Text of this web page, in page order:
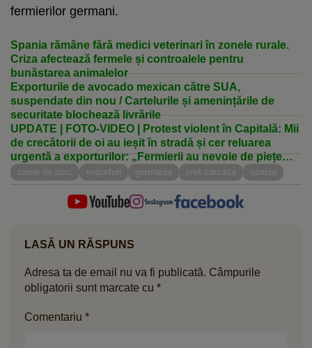
fermierilor germani.
Spania rămâne fără medici veterinari în zonele rurale.
Criza afectează fermele și controalele pentru
bunăstarea animalelor
Exporturile de avocado mexican către SUA,
suspendate din nou / Cartelurile și amenințările de
securitate blochează livrările
UPDATE | FOTO-VIDEO | Protest violent în Capitală: Mii
de crecătorii de oi au ieșit în stradă și cer reluarea
urgentă a exporturilor: „Fermierii au nevoie de piețe
redeschise, nu de noi întârzieri” / Jandarmii au folosit
spray-uri cu gaze lacrimogene: „Au forțat dispozitivul”
/ Reacția șefului ANSVSA
carne de porc exporturi germania pret carcasa spania
LASĂ UN RĂSPUNS
Adresa ta de email nu va fi publicată. Câmpurile
obligatorii sunt marcate cu *
Comentariu *